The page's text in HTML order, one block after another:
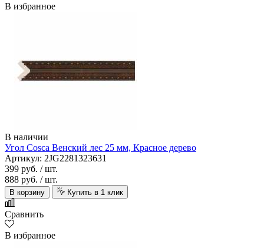
В избранное
В наличии
Угол Cosca Венский лес 25 мм, Красное дерево
Артикул: 2JG2281323631
399 руб. / шт.
888 руб. / шт.
В корзину Купить в 1 клик
Сравнить
В избранное